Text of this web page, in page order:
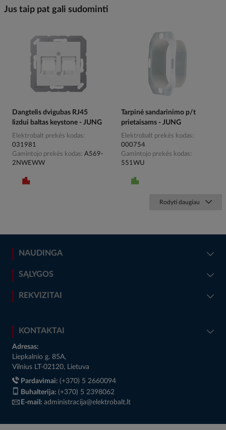
Jus taip pat gali sudominti
Dangtelis dvigubas RJ45
lizdui baltas keystone - JUNG
Elektrobalt prekės kodas
031981
Gamintojo prekės kodas A569-
2NWEWW
Tarpinė sandarinimo p/t
prietaisams - JUNG
Elektrobalt prekės kodas
000754
Gamintojo prekės kodas
551WU
Rodyti daugiau
NAUDINGA
SĄLYGOS
REKVIZITAI
KONTAKTAI
Adresas:
Liepkalnio g. 85A,
Vilnius LT-02120, Lietuva
Pardavimai: (+370) 5 2660094
Buhalterija: (+370) 5 2398062
E-mail: administracija@elektrobalt.lt